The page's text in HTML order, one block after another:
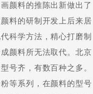
颜料的推陈出新做出了
料的研制开发上后来居
科学方法，精心打磨制
颜料所无法取代。北京
号齐，有数百种之多。
等系列，在颜料的型号